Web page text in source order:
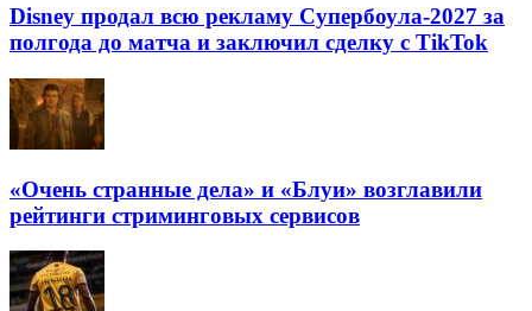
Disney продал всю рекламу Супербоула-2027 за
полгода до матча и заключил сделку с TikTok
«Очень странные дела» и «Блуи» возглавили
рейтинги стриминговых сервисов